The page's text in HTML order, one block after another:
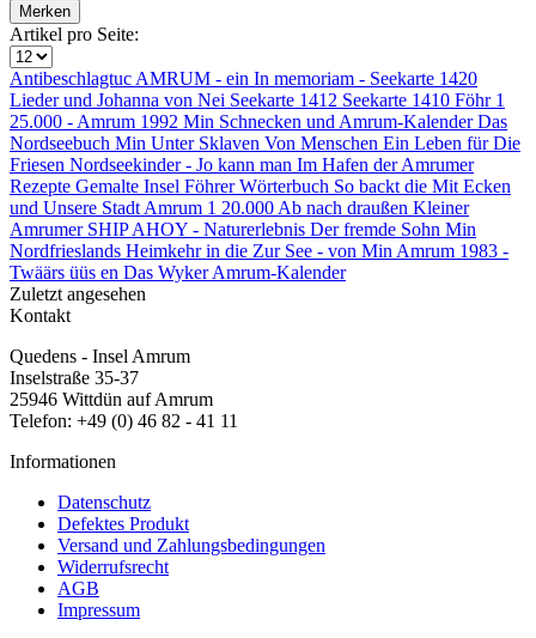
Merken
Artikel pro Seite:
Antibeschlagtuc AMRUM - ein In memoriam - Seekarte 1420
Lieder und Johanna von Nei Seekarte 1412 Seekarte 1410 Föhr 1
25.000 - Amrum 1992 Min Schnecken und Amrum-KalenderDas
Nordseebuch Min Unter Sklaven Von Menschen Ein Leben fürDie
Friesen Nordseekinder - Jo kann man Im Hafen derAmrumer
Rezepte Gemalte Insel FöhrerWörterbuch So backt die Mit Ecken
und Unsere Stadt Amrum 1 20.000 Ab nach draußen Kleiner
Amrumer SHIP AHOY - Naturerlebnis Der fremde Sohn Min
Nordfrieslands Heimkehr in die Zur See - von Min Amrum 1983 -
Twäärs üüs en Das WykerAmrum-Kalender
Zuletzt angesehen
Kontakt
Quedens - Insel Amrum
Inselstraße 35-37
25946 Wittdün auf Amrum
Telefon: +49 (0) 46 82 - 41 11
Informationen
Datenschutz
Defektes Produkt
Versand und Zahlungsbedingungen
Widerrufsrecht
AGB
Impressum